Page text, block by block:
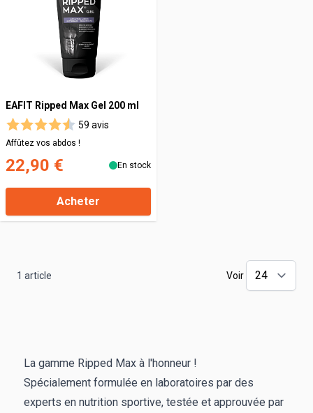
EAFIT Ripped Max Gel 200 ml
59 avis
Affûtez vos abdos !
22,90 € En stock
Acheter
1 article Voir
La gamme Ripped Max à l'honneur !
Spécialement formulée en laboratoires par des
experts en nutrition sportive, testée et approuvée par